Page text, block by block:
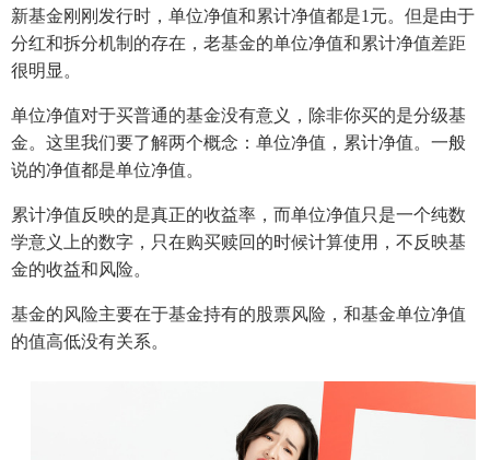
新基金刚刚发行时，单位净值和累计净值都是1元。但是由于
分红和拆分机制的存在，老基金的单位净值和累计净值差距
很明显。
单位净值对于买普通的基金没有意义，除非你买的是分级基
金。这里我们要了解两个概念：单位净值，累计净值。一般
说的净值都是单位净值。
累计净值反映的是真正的收益率，而单位净值只是一个纯数
学意义上的数字，只在购买赎回的时候计算使用，不反映基
金的收益和风险。
基金的风险主要在于基金持有的股票风险，和基金单位净值
的值高低没有关系。